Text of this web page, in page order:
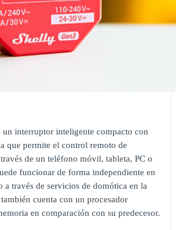
un interruptor inteligente compacto con
que permite el control remoto de
de un teléfono móvil, tableta, PC o
funcionar de forma independiente en
a través de servicios de domótica en la
cuenta con un procesador
en comparación con su predecesor.